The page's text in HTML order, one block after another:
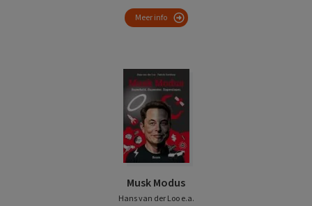
Meer info
Musk Modus
Hans van der Loo e.a.